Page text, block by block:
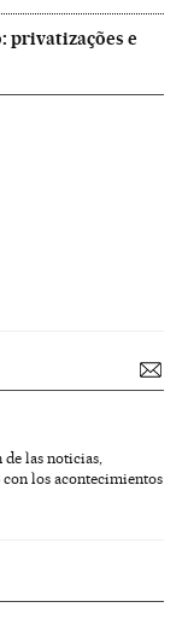
privatizações e
las noticias,
los acontecimientos